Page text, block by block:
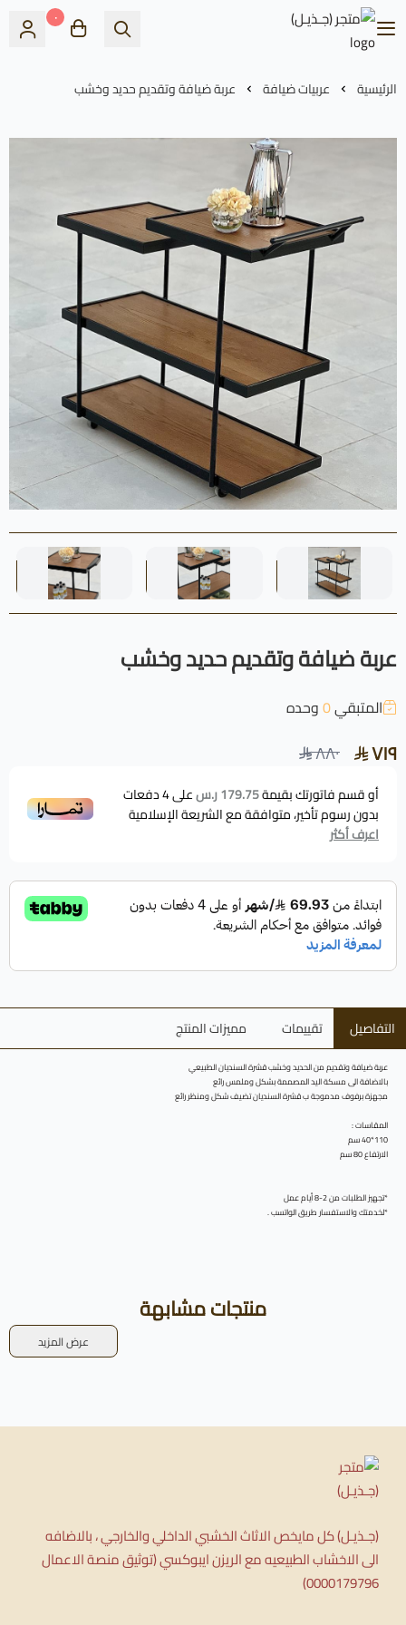
متجر (جـذيـل)
٠
الرئيسية عربيات ضيافة عربة ضيافة وتقديم حديد وخشب
عربة ضيافة وتقديم حديد وخشب
المتبقي0وحده
٧١٩ ٨٨٠
أو قسم فاتورتك بقيمة179.75 ر.س على4دفعات
بدون رسوم تأخير، متوافقة مع الشريعة الإسلامية
اعرف أكثر
التفاصيل تقييمات مميزات المنتج
عربة ضيافة وتقديم من الحديد وخشب قشرة السنديان الطبيعي
بالاضافة الى مسكة اليد المصممة بشكل وملمس رائع
مجهزة برفوف مدموجة ب قشرة السنديان تضيف شكل ومنظر رائع
المقاسات :
110*40 سم
الارتفاع 80 سم
*تجهيز الطلبات من 2-8 أيام عمل
*لخدمتك والاستفسار طريق الواتسب .
منتجات مشابهة
عرض المزيد
(جـذيـل) كل مايخص الاثاث الخشبي الداخلي والخارجي ، بالاضافه
الى الاخشاب الطبيعيه مع الريزن ايبوكسي (توثيق منصة الاعمال
0000179796)